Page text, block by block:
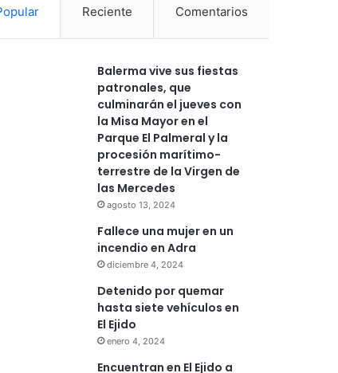
Reciente Comentarios
Balerma vive sus fiestas
patronales, que
culminarán el jueves con
la Misa Mayor en el
Parque El Palmeral y la
procesión marítimo-
terrestre de la Virgen de
las Mercedes
agosto 13, 2024
Fallece una mujer en un
incendio en Adra
diciembre 4, 2024
Detenido por quemar
hasta siete vehículos en
El Ejido
enero 4, 2024
Encuentran en El Ejido a